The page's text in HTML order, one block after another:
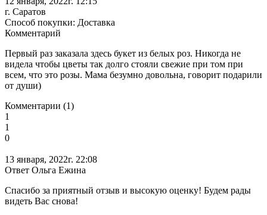
г. Саратов
Способ покупки: Доставка
Комментарий
Первый раз заказала здесь букет из белых роз. Никогда не
видела чтобы цветы так долго стояли свежие при том при
всем, что это розы. Мама безумно довольна, говорит подарили
от души)
Комментарии (1)
1
1
0
13 января, 2022г. 22:08
Ответ Ольга Ежина
Спасибо за приятный отзыв и высокую оценку! Будем рады
видеть Вас снова!